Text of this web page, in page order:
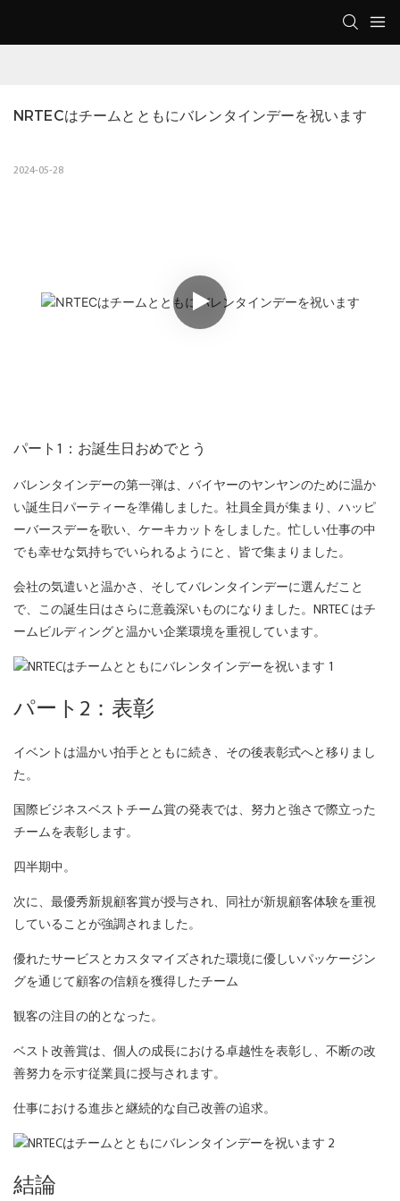
NRTECはチームとともにバレンタインデーを祝います
2024-05-28
パート1：お誕生日おめでとう
バレンタインデーの第一弾は、バイヤーのヤンヤンのために温か
い誕生日パーティーを準備しました。社員全員が集まり、ハッピ
ーバースデーを歌い、ケーキカットをしました。忙しい仕事の中
でも幸せな気持ちでいられるようにと、皆で集まりました。
会社の気遣いと温かさ、そしてバレンタインデーに選んだこと
で、この誕生日はさらに意義深いものになりました。NRTEC はチ
ームビルディングと温かい企業環境を重視しています。
パート2：表彰
イベントは温かい拍手とともに続き、その後表彰式へと移りまし
た。
国際ビジネスベストチーム賞の発表では、努力と強さで際立った
チームを表彰します。
四半期中。
次に、最優秀新規顧客賞が授与され、同社が新規顧客体験を重視
していることが強調されました。
優れたサービスとカスタマイズされた環境に優しいパッケージン
グを通じて顧客の信頼を獲得したチーム
観客の注目の的となった。
ベスト改善賞は、個人の成長における卓越性を表彰し、不断の改
善努力を示す従業員に授与されます。
仕事における進歩と継続的な自己改善の追求。
結論